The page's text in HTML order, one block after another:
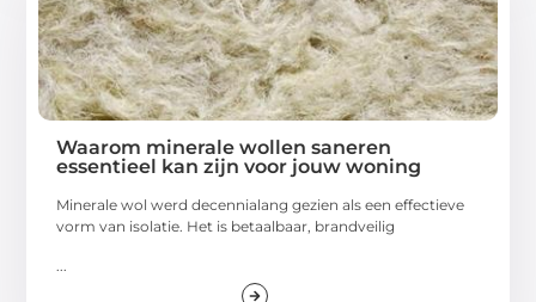
Waarom minerale wollen saneren
essentieel kan zijn voor jouw woning
Minerale wol werd decennialang gezien als een effectieve
vorm van isolatie. Het is betaalbaar, brandveilig